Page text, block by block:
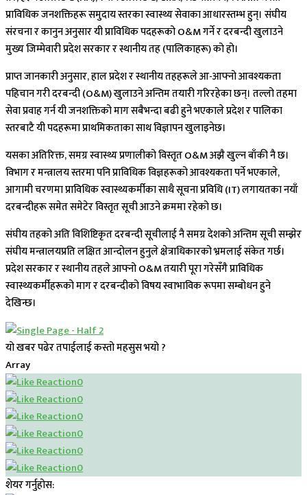
प्राविधिक जनशक्तिहरू समुदाय स्तरका स्वास्थ्य सेवाका आधारस्तम्भ हुन्। संघीय
संरचना र कानुन अनुसार यी प्राविधिक पदहरूको O&M गर्ने र दरबन्दी खुलाउने
मुख्य जिम्मेवारी प्रदेश सरकार र स्थानीय तह (पालिकाहरू) को हो।
प्राप्त जानकारी अनुसार, हाल प्रदेश र स्थानीय तहहरूले आ-आफ्नो आवश्यकता
पहिचान गरी दरबन्दी (O&M) खुलाउने अन्तिम तयारी गरिरहेका छन्। तल्लो तहमा
सेवा प्रवाह गर्न यी जनशक्तिको माग सबैभन्दा बढी हुने भएकाले प्रदेश र पालिका
स्तरबाटै यी पदहरूमा प्राथमिकताका साथ विज्ञापन खुलाइनेछ।
यसका अतिरिक्त, समग्र स्वास्थ्य प्रणालीको विस्तृत O&M अझै खुल्न बाँकी नै छ।
विभाग र मन्त्रालय स्तरमा पनि प्राविधिक विज्ञहरूको आवश्यकता पर्ने भएकाले,
आगामी चरणमा प्राविधिक स्वास्थ्यकर्मीका साथै सूचना प्रविधि (IT) लगायतका नयाँ
दरबन्दीहरू समेत समेटेर विस्तृत सूची आउने क्रममा रहेको छ।
संघीय तहको अति विशिष्टिकृत दरबन्दी सूचीलाई नै समग्र देशको अन्तिम सूची सम्झेर
संघीय मन्त्रालयप्रति लक्षित आन्दोलन हुनुले क्षेत्राधिकारको भ्रमलाई संकेत गर्छ।
प्रदेश सरकार र स्थानीय तहले आफ्नो O&M तयारी पूरा गरेसँगै प्राविधिक
स्वास्थ्यकर्मीहरूको माग र दरबन्दीको विषय स्वाभाविक रूपमा सम्बोधन हुने
देखिन्छ।
यो खबर पढेर तपाईलाई कस्तो महसुस भयो ?
Array
0
0
0
0
0
0
शेयर गर्नुहोस: